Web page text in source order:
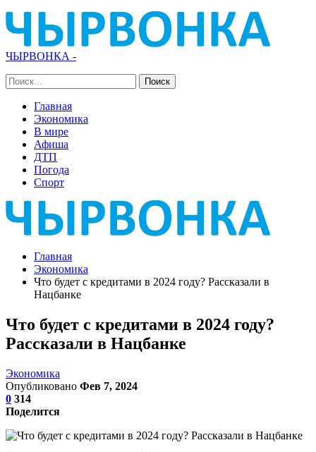
ЧЫРВОНКА -
Главная
Экономика
В мире
Афиша
ДТП
Погода
Спорт
Главная
Экономика
Что будет с кредитами в 2024 году? Рассказали в
Нацбанке
Что будет с кредитами в 2024 году?
Рассказали в Нацбанке
Экономика
Опубликовано Фев 7, 2024
0 314
Поделится